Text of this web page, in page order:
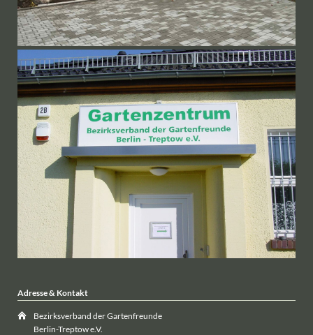
Adresse & Kontakt
Bezirksverband der Gartenfreunde
Berlin-Treptow e.V.